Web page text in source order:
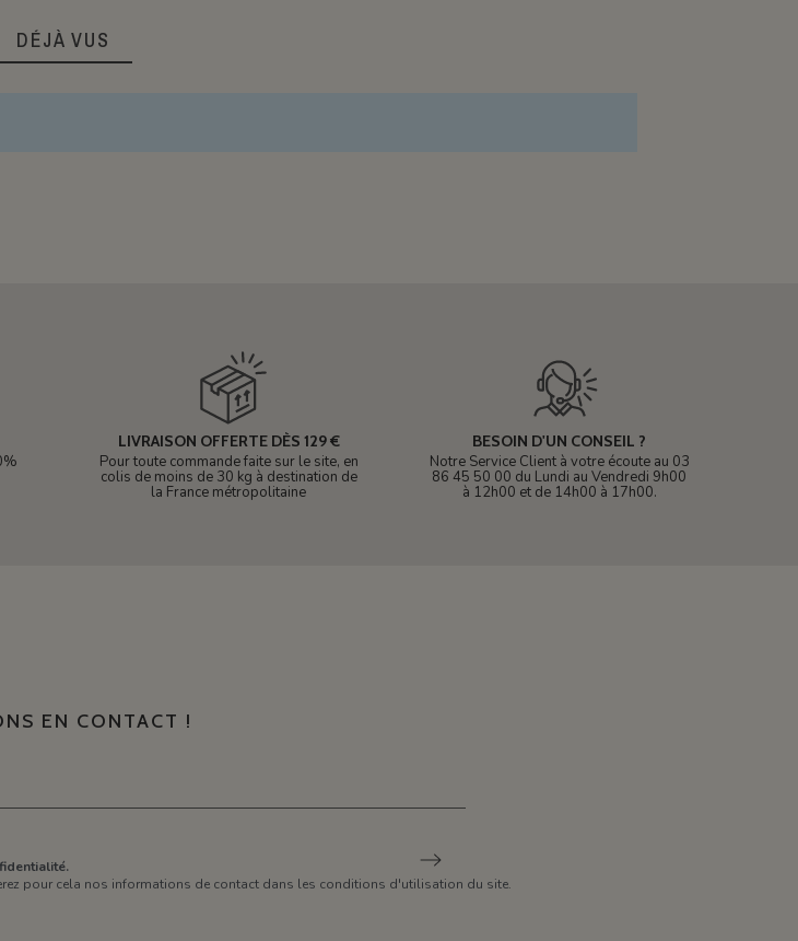
DÉJÀ VUS
LIVRAISON OFFERTE DÈS 129 €
Pour toute commande faite sur le site, en
colis de moins de 30 kg à destination de
la France métropolitaine
BESOIN D'UN CONSEIL ?
Notre Service Client à votre écoute au 03
86 45 50 00 du Lundi au Vendredi 9h00
à 12h00 et de 14h00 à 17h00.
EN CONTACT !
pour cela nos informations de contact dans les conditions d'utilisation du site.